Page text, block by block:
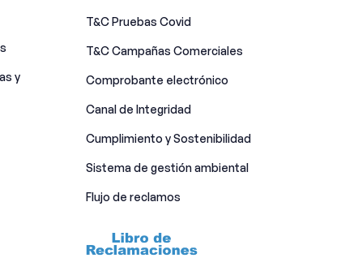
y
T&C Pruebas Covid
T&C Campañas Comerciales
Comprobante electrónico
Canal de Integridad​
Cumplimiento y Sostenibilidad
Sistema de gestión ambiental
Flujo de reclamos